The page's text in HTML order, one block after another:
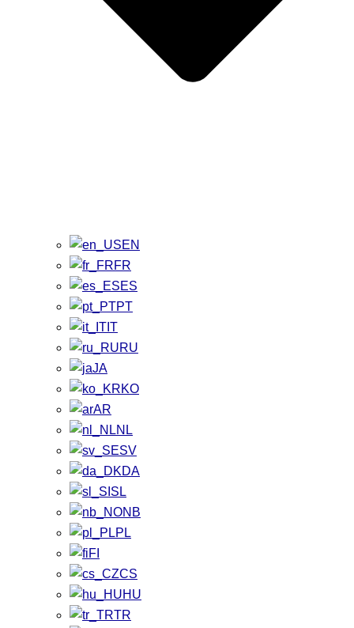
EN
FR
ES
PT
IT
RU
JA
KO
AR
NL
SV
DA
SL
NB
PL
FI
CS
HU
TR